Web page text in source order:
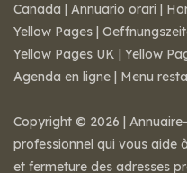
Canada | Annuario orari |
Yellow Pages |
Yellow Pages UK | Yellow
Agenda en ligne | Menu
Copyright © 2026 |
professionnel qui vous aide
et fermeture des adresses